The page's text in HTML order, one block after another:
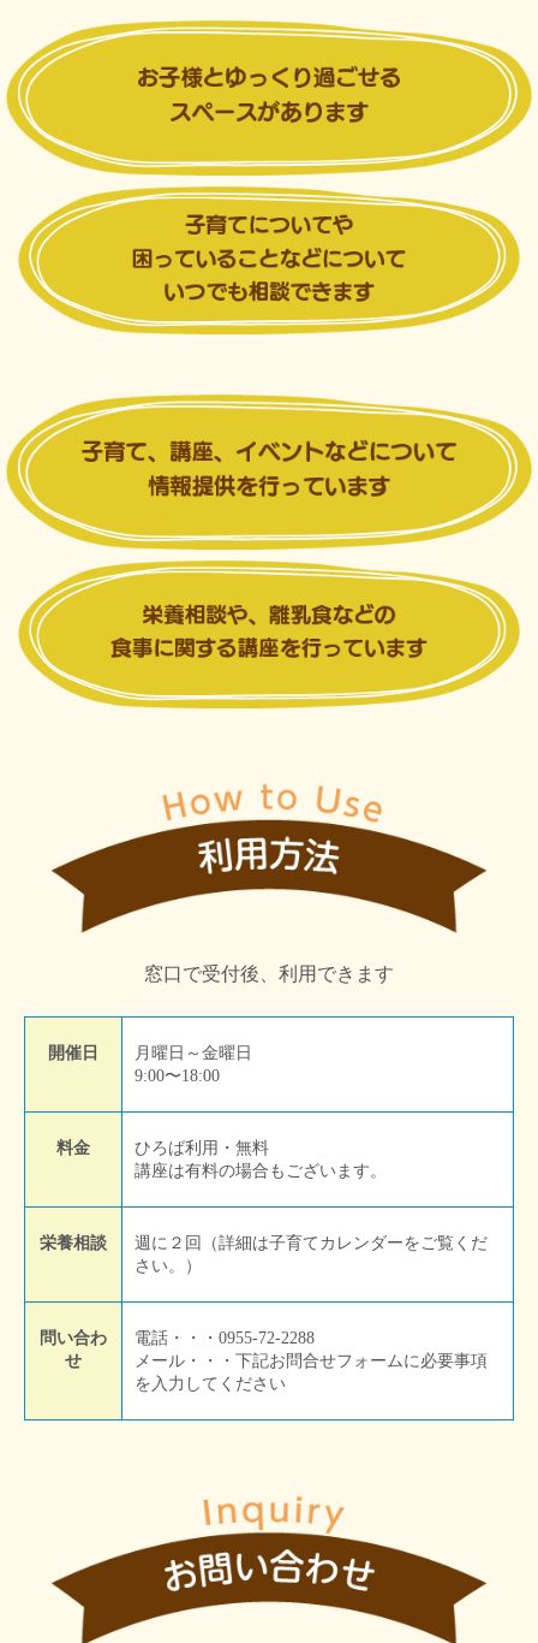
9月のゆっくりんカレンダー
【要予約】の講座
7月29日
...
7月 28
Load More
窓口で受付後、利用できます
開催日
月曜日～金曜日
9:00〜18:00
料金
ひろば利用・無料
講座は有料の場合もございます。
栄養相談
週に２回（詳細は子育てカレンダーをご覧くだ
さい。）
問い合わ
せ
電話・・・0955-72-2288
メール・・・下記お問合せフォームに必要事項
を入力してください